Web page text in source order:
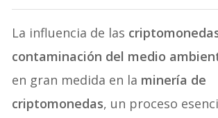
La influencia de las
contaminación del medio
en gran medida en la minería de
criptomonedas, un proceso